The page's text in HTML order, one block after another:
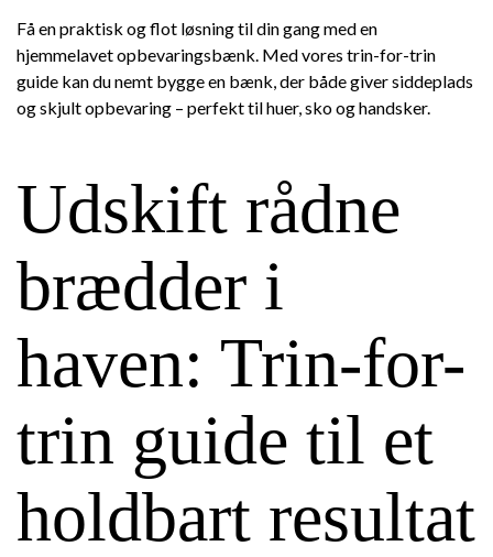
Få en praktisk og flot løsning til din gang med en
hjemmelavet opbevaringsbænk. Med vores trin-for-trin
guide kan du nemt bygge en bænk, der både giver siddeplads
og skjult opbevaring – perfekt til huer, sko og handsker.
Udskift rådne
brædder i
haven: Trin-for-
trin guide til et
holdbart resultat